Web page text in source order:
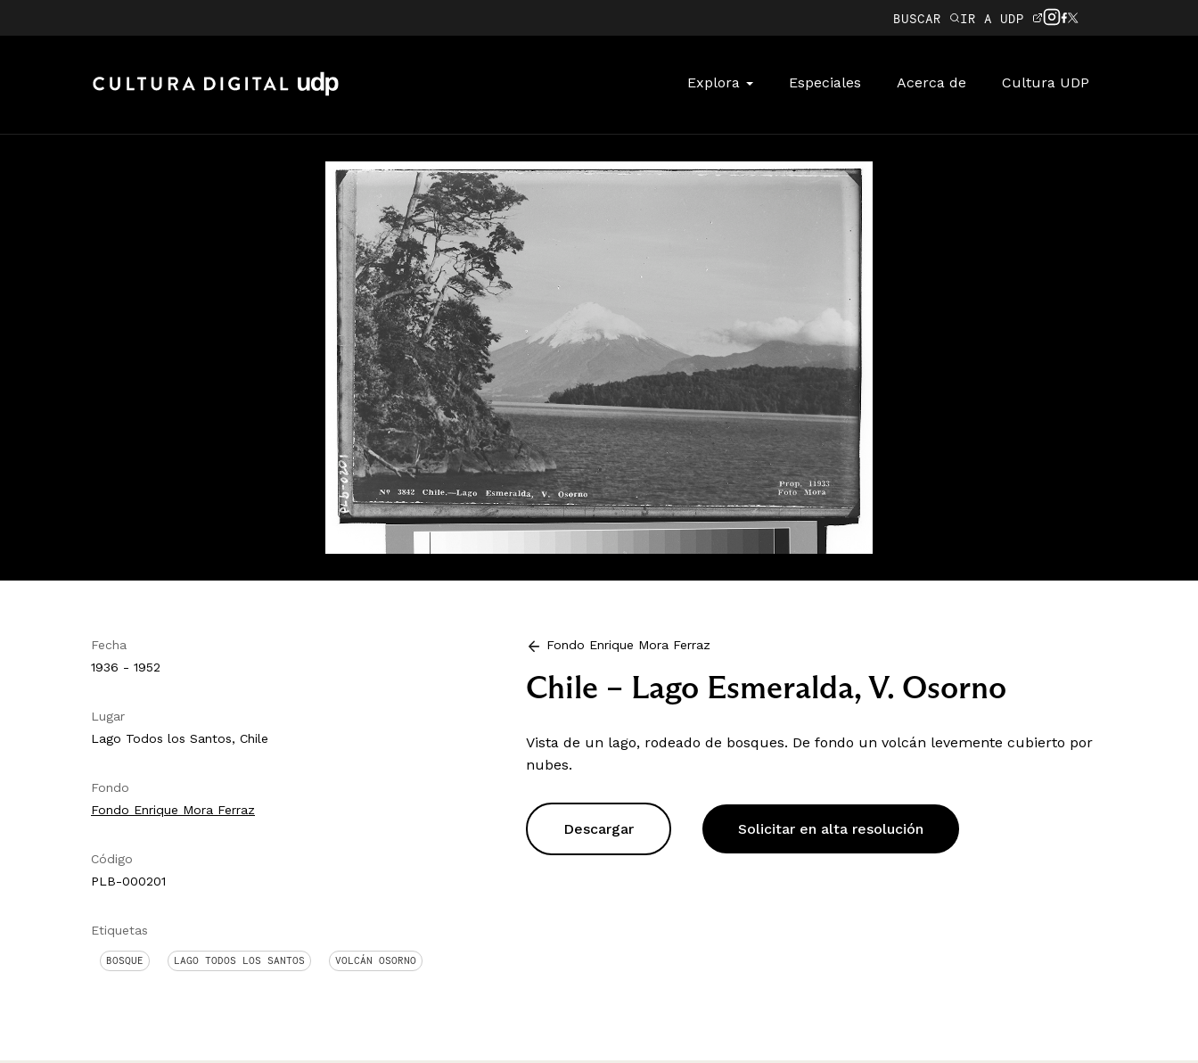
BUSCAR IR A UDP
Explora Especiales Acerca de Cultura UDP
Fecha
1936 - 1952
Lugar
Lago Todos los Santos, Chile
Fondo
Fondo Enrique Mora Ferraz
Código
PLB-000201
Etiquetas
BOSQUE LAGO TODOS LOS SANTOS VOLCÁN OSORNO
Fondo Enrique Mora Ferraz
Chile – Lago Esmeralda, V. Osorno
Vista de un lago, rodeado de bosques. De fondo un volcán levemente cubierto por
nubes.
Descargar Solicitar en alta resolución